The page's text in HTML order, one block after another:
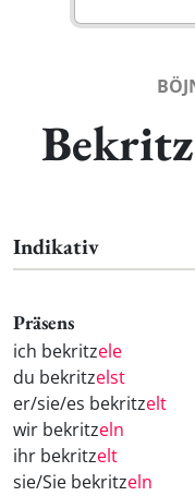
Indikativ
Präsens
ich bekritzele
du bekritzelst
er/sie/es bekritzelt
wir bekritzeln
ihr bekritzelt
sie/Sie bekritzeln